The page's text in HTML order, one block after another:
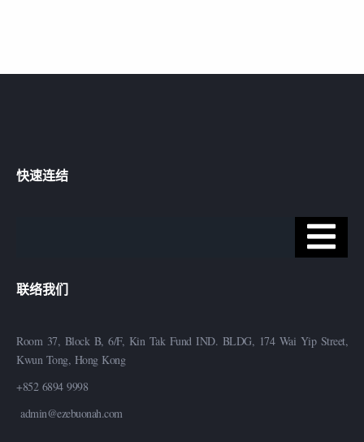
快速连结
联络我们
Room 37, Block B, 6/F, Kin Tak Fund IND. BLDG, 174 Wai Yip Street,
Kwun Tong, Hong Kong
+852 6894 9998
admin@ezebuonah.com